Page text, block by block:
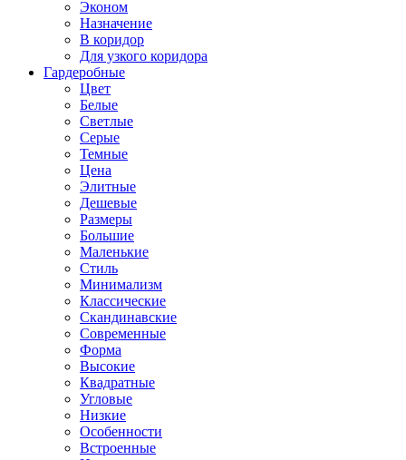
Эконом
Назначение
В коридор
Для узкого коридора
Гардеробные
Цвет
Белые
Светлые
Серые
Темные
Цена
Элитные
Дешевые
Размеры
Большие
Маленькие
Стиль
Минимализм
Классические
Скандинавские
Современные
Форма
Высокие
Квадратные
Угловые
Низкие
Особенности
Встроенные